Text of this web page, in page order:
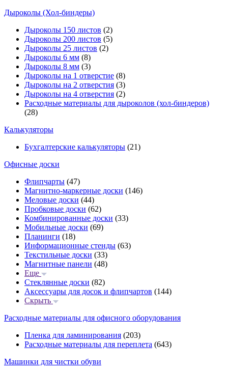
Дыроколы (Хол-биндеры)
Дыроколы 150 листов (2)
Дыроколы 200 листов (5)
Дыроколы 25 листов (2)
Дыроколы 6 мм (8)
Дыроколы 8 мм (3)
Дыроколы на 1 отверстие (8)
Дыроколы на 2 отверстия (3)
Дыроколы на 4 отверстия (2)
Расходные материалы для дыроколов (хол-биндеров)
(28)
Калькуляторы
Бухгалтерские калькуляторы (21)
Офисные доски
Флипчарты (47)
Магнитно-маркерные доски (146)
Меловые доски (44)
Пробковые доски (62)
Комбинированные доски (33)
Мобильные доски (69)
Планинги (18)
Информационные стенды (63)
Текстильные доски (33)
Магнитные панели (48)
Еще
Стеклянные доски (82)
Аксессуары для досок и флипчартов (144)
Скрыть
Расходные материалы для офисного оборудования
Пленка для ламинирования (203)
Расходные материалы для переплета (643)
Машинки для чистки обуви